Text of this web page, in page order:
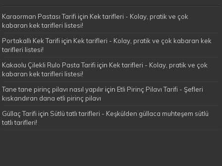
Karaorman Pastası Tarifi için Kek tarifleri - Kolay, pratik ve çok
kabaran kek tarifleri listesi!
Portakallı Kek Tarifi için Kek tarifleri - Kolay, pratik ve çok kabaran kek
tarifleri listesi!
Kakaolu Çilekli Rulo Pasta Tarifi için Kek tarifleri - Kolay, pratik ve çok
kabaran kek tarifleri listesi!
Tane tane pirinç pilavı nasıl yapılır için Etli Pirinç Pilavı Tarifi - Şefleri
kıskandıran dana etli pirinç pilavı
Güllaç Tarifi için Sütlü tatlı tarifleri - Keşkülden güllaca muhteşem sütlü
tatlı tarifleri!